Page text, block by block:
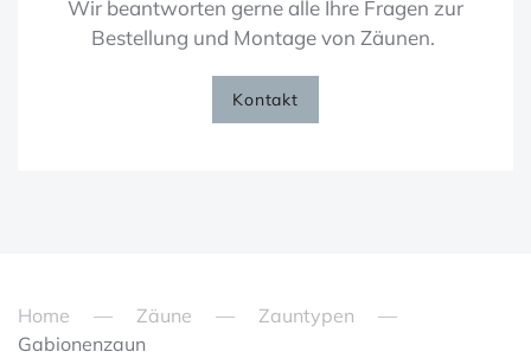
Wir beantworten gerne alle Ihre Fragen zur
Bestellung und Montage von Zäunen.
Kontakt
Home Zäune
Zauntypen
Gabionenzaun